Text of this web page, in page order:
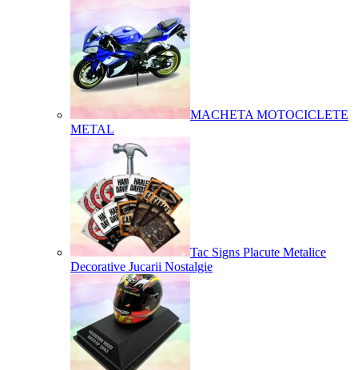
MACHETA MOTOCICLETE
METAL
Tac Signs Placute Metalice
Decorative Jucarii Nostalgie